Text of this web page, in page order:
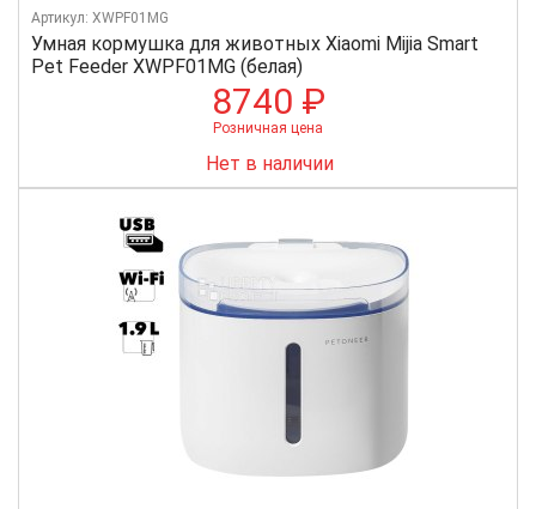
Умная кормушка для животных Xiaomi Mijia Smart
Pet Feeder XWPF01MG (белая)
Артикул: XWPF01MG
8740 ₽
Розничная цена
Нет в наличии